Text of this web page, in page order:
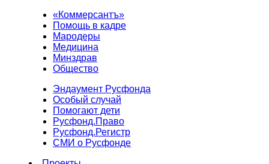
«Коммерсантъ»
Помощь в кадре
Мародеры
Медицина
Минздрав
Общество
Эндаумент Русфонда
Особый случай
Помогают дети
Русфонд.Право
Русфонд.Регистр
СМИ о Русфонде